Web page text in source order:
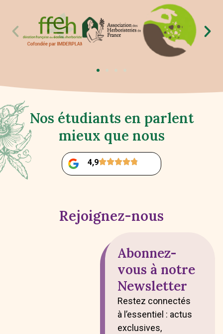
Nos étudiants en parlent
mieux que nous
4,9
Rejoignez-nous
Abonnez-
vous à notre
Newsletter
Restez connectés
à l’essentiel : actus
exclusives,